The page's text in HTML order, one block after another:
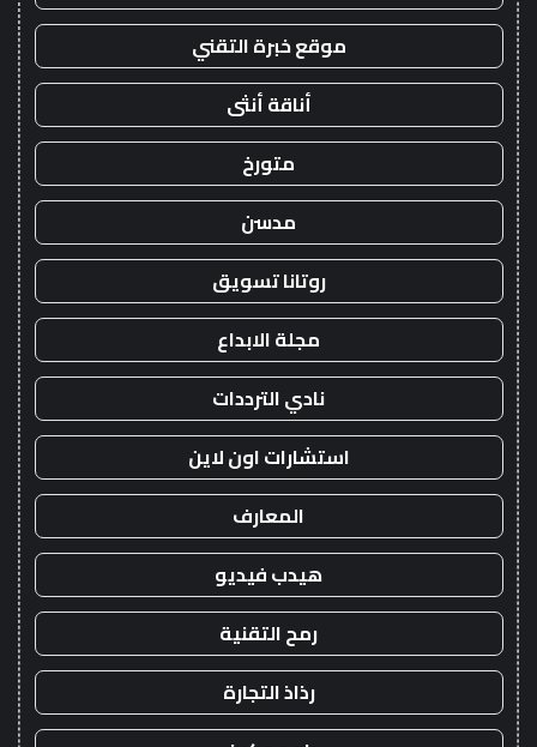
موقع خبرة التقني
أناقة أنثى
متورخ
مدسن
روتانا تسويق
مجلة الابداع
نادي الترددات
استشارات اون لاين
المعارف
هيدب فيديو
رمح التقنية
رذاذ التجارة